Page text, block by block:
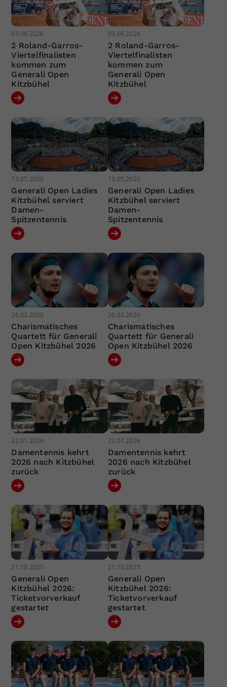
03.06.2026
2 Roland-Garros-
Viertelfinalisten
kommen zum
Generali Open
Kitzbühel
03.06.2026
2 Roland-Garros-
Viertelfinalisten
kommen zum
Generali Open
Kitzbühel
13.05.2026
Generali Open Ladies
Kitzbühel serviert
Damen-
Spitzentennis
13.05.2026
Generali Open Ladies
Kitzbühel serviert
Damen-
Spitzentennis
26.03.2026
Charismatisches
Quartett für Generali
Open Kitzbühel 2026
26.03.2026
Charismatisches
Quartett für Generali
Open Kitzbühel 2026
22.01.2026
Damentennis kehrt
2026 nach Kitzbühel
zurück
22.01.2026
Damentennis kehrt
2026 nach Kitzbühel
zurück
21.10.2025
Generali Open
Kitzbühel 2026:
Ticketvorverkauf
gestartet
21.10.2025
Generali Open
Kitzbühel 2026:
Ticketvorverkauf
gestartet